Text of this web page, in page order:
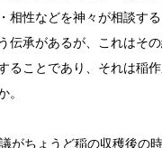
相性などを神々が相談す
伝承があるが、これはそ
ることであり、それは稲
。
がちょうど稲の収穫後の